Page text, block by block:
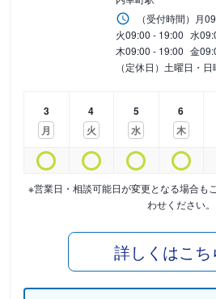
（受付時間） 月
火09:00 - 19:00 水
木09:00 - 19:00 金
（定休日）土曜日・
3
月
4
火
5
水
6
木
※営業日・相談可能日が変更となる場合も
わせください。
詳しくはこち